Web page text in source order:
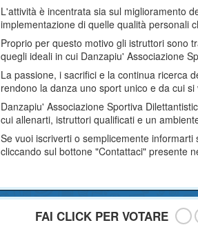
L'attività è incentrata sia sul miglioramento
implementazione di quelle qualità personali
Proprio per questo motivo gli istruttori sono
quegli ideali in cui Danzapiu' Associazione
La passione, i sacrifici e la continua ricerca
rendono la danza uno sport unico e da cui
Danzapiu' Associazione Sportiva
cui allenarti, istruttori qualificati e un
Se vuoi iscriverti o semplicemente
cliccando sul bottone "Contattaci" presente
FAI CLICK PER VOTARE